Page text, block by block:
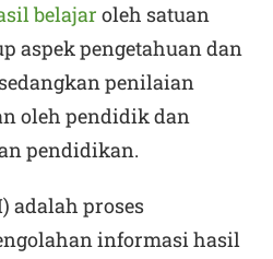
belajar oleh satuan
aspek pengetahuan dan
penilaian
oleh pendidik dan
pendidikan.
adalah proses
informasi hasil